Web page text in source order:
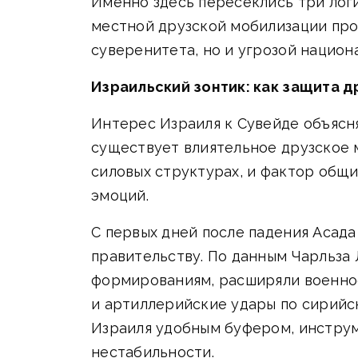
местной друзской мобилизации
суверенитета, но и угрозой
Израильский зонтик: как защита
Интерес Израиля к Сувейде
существует влиятельное
силовых структурах, и фактор
эмоций.
С первых дней после падения
правительству. По данным
формированиям, расширяли
и артиллерийские удары по
Израиля удобным буфером,
нестабильности.